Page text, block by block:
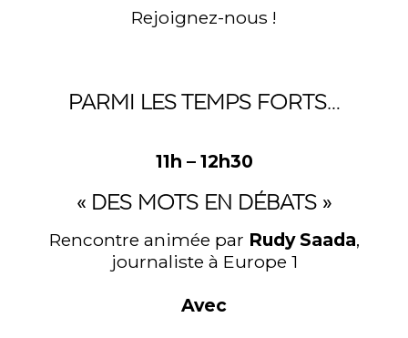
Rejoignez-nous !
PARMI LES TEMPS FORTS…
11h – 12h30
« DES MOTS EN DÉBATS »
Rencontre animée par Rudy Saada,
journaliste à Europe 1
Avec